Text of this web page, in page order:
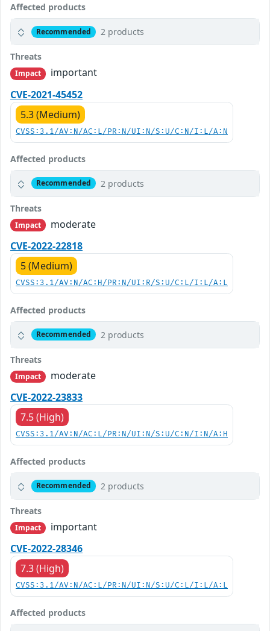
Affected products
Recommended 2 products
Threats
Impact
important
CVE-2021-45452
5.3 (Medium)
CVSS:3.1/AV:N/AC:L/PR:N/UI:N/S:U/C:N/I:L/A:N
Affected products
Recommended 2 products
Threats
Impact
moderate
CVE-2022-22818
5 (Medium)
CVSS:3.1/AV:N/AC:H/PR:N/UI:R/S:U/C:L/I:L/A:L
Affected products
Recommended 2 products
Threats
Impact
moderate
CVE-2022-23833
7.5 (High)
CVSS:3.1/AV:N/AC:L/PR:N/UI:N/S:U/C:N/I:N/A:H
Affected products
Recommended 2 products
Threats
Impact
important
CVE-2022-28346
7.3 (High)
CVSS:3.1/AV:N/AC:L/PR:N/UI:N/S:U/C:L/I:L/A:L
Affected products